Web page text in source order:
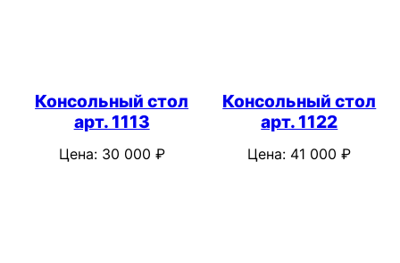
Консольный стол
арт. 1113
Цена: 30 000 ₽
Консольный стол
арт. 1122
Цена: 41 000₽